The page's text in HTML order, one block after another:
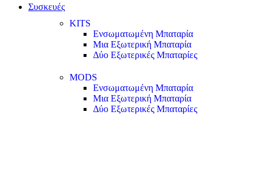
Συσκευές
KITS
Ενσωματωμένη Μπαταρία
Μια Εξωτερική Μπαταρία
Δύο Εξωτερικές Μπαταρίες
MODS
Ενσωματωμένη Μπαταρία
Μια Εξωτερική Μπαταρία
Δύο Εξωτερικές Μπαταρίες